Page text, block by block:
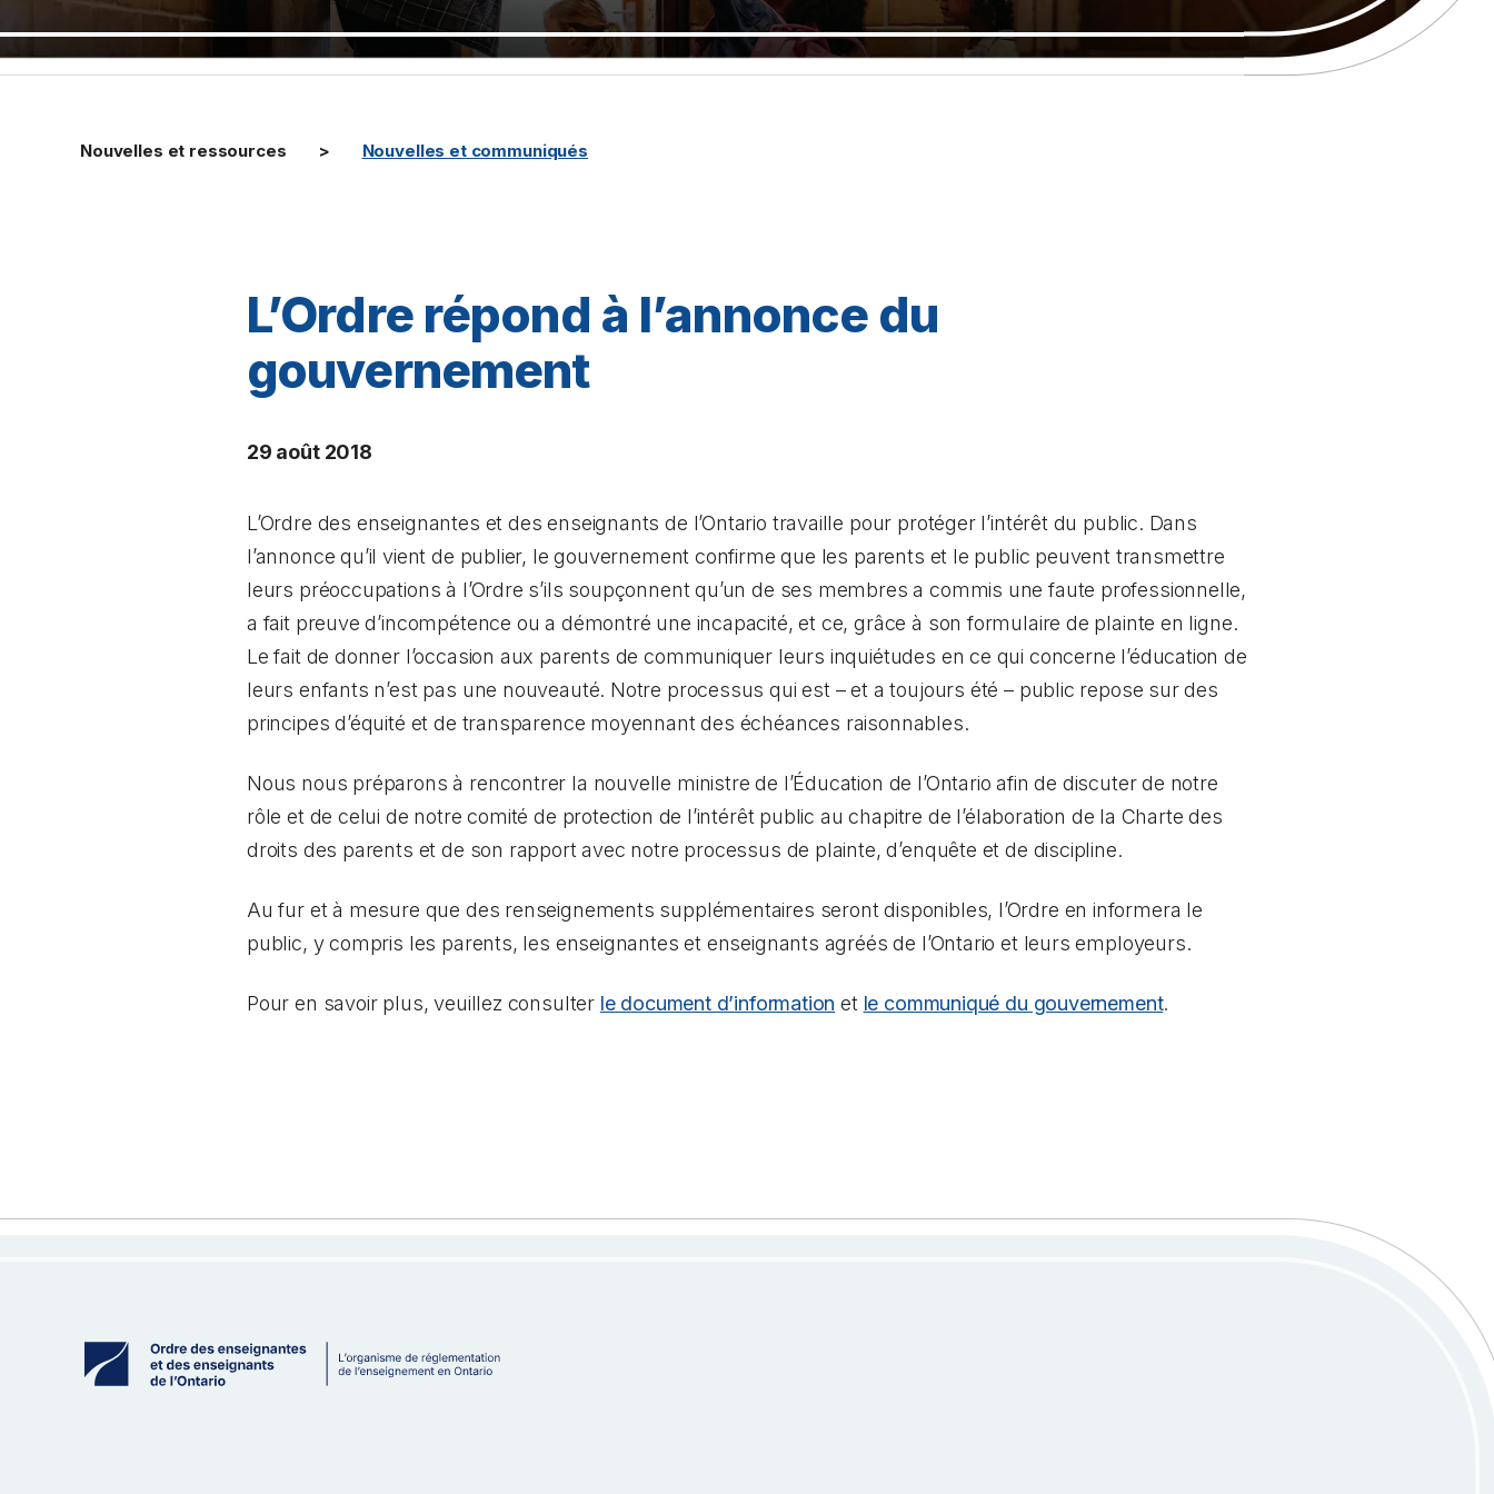
Nouvelles et ressources Nouvelles et communiqués
L’Ordre répond à l’annonce du
gouvernement
29 août 2018
L’Ordre des enseignantes et des enseignants de l’Ontario travaille pour protéger l’intérêt du public. Dans
l’annonce qu’il vient de publier, le gouvernement confirme que les parents et le public peuvent transmettre
leurs préoccupations à l’Ordre s’ils soupçonnent qu’un de ses membres a commis une faute professionnelle,
a fait preuve d’incompétence ou a démontré une incapacité, et ce, grâce à son formulaire de plainte en ligne.
Le fait de donner l’occasion aux parents de communiquer leurs inquiétudes en ce qui concerne l’éducation de
leurs enfants n’est pas une nouveauté. Notre processus qui est – et a toujours été – public repose sur des
principes d’équité et de transparence moyennant des échéances raisonnables.
Nous nous préparons à rencontrer la nouvelle ministre de l’Éducation de l’Ontario afin de discuter de notre
rôle et de celui de notre comité de protection de l’intérêt public au chapitre de l’élaboration de la Charte des
droits des parents et de son rapport avec notre processus de plainte, d’enquête et de discipline.
Au fur et à mesure que des renseignements supplémentaires seront disponibles, l’Ordre en informera le
public, y compris les parents, les enseignantes et enseignants agréés de l’Ontario et leurs employeurs.
Pour en savoir plus, veuillez consulter le document d’information et le communiqué du gouvernement.